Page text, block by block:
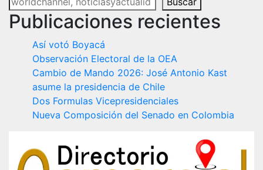
Publicaciones recientes
Así votó Boyacá
Observación Electoral de la OEA
Cambio de Mando 2026: José Antonio Kast
asume la presidencia de Chile
Dos Formulas Vicepresidenciales
Nueva Composición del Senado en Colombia